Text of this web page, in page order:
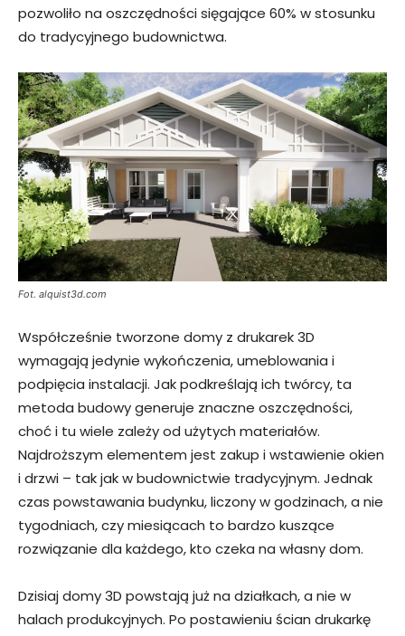
pozwoliło na oszczędności sięgające 60% w stosunku
do tradycyjnego budownictwa.
Fot. alquist3d.com
Współcześnie tworzone domy z drukarek 3D
wymagają jedynie wykończenia, umeblowania i
podpięcia instalacji. Jak podkreślają ich twórcy, ta
metoda budowy generuje znaczne oszczędności,
choć i tu wiele zależy od użytych materiałów.
Najdroższym elementem jest zakup i wstawienie okien
i drzwi – tak jak w budownictwie tradycyjnym. Jednak
czas powstawania budynku, liczony w godzinach, a nie
tygodniach, czy miesiącach to bardzo kuszące
rozwiązanie dla każdego, kto czeka na własny dom.
Dzisiaj domy 3D powstają już na działkach, a nie w
halach produkcyjnych. Po postawieniu ścian drukarkę